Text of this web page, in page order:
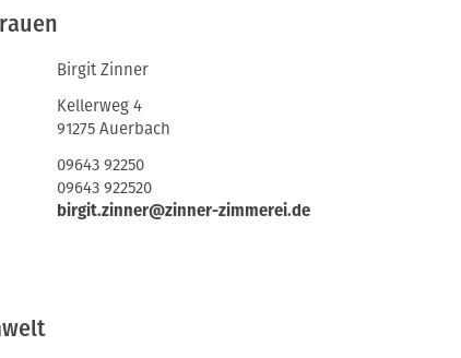
Birgit Zinner
Kellerweg 4
91275 Auerbach
09643 92250
09643 922520
birgit.zinner@zinner-zimmerei.de